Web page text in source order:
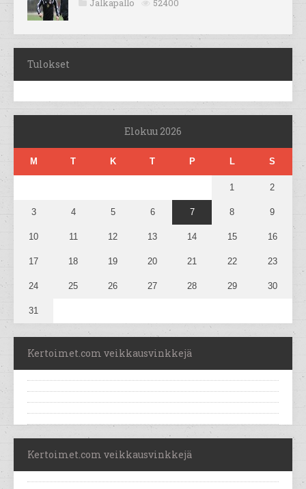
Jalkapallo 52400
Tulokset
Elokuu 2026
M T K T P L S
1 2
3 4 5 6 7 8 9
10 11 12 13 14 15 16
17 18 19 20 21 22 23
24 25 26 27 28 29 30
31
Kertoimet.com veikkausvinkkejä
Kertoimet.com veikkausvinkkejä